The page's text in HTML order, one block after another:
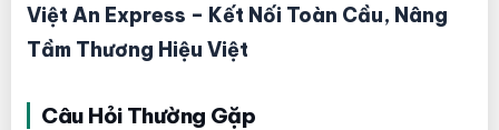
Việt An Express – Kết Nối Toàn Cầu, Nâng
Tầm Thương Hiệu Việt
Câu Hỏi Thường Gặp